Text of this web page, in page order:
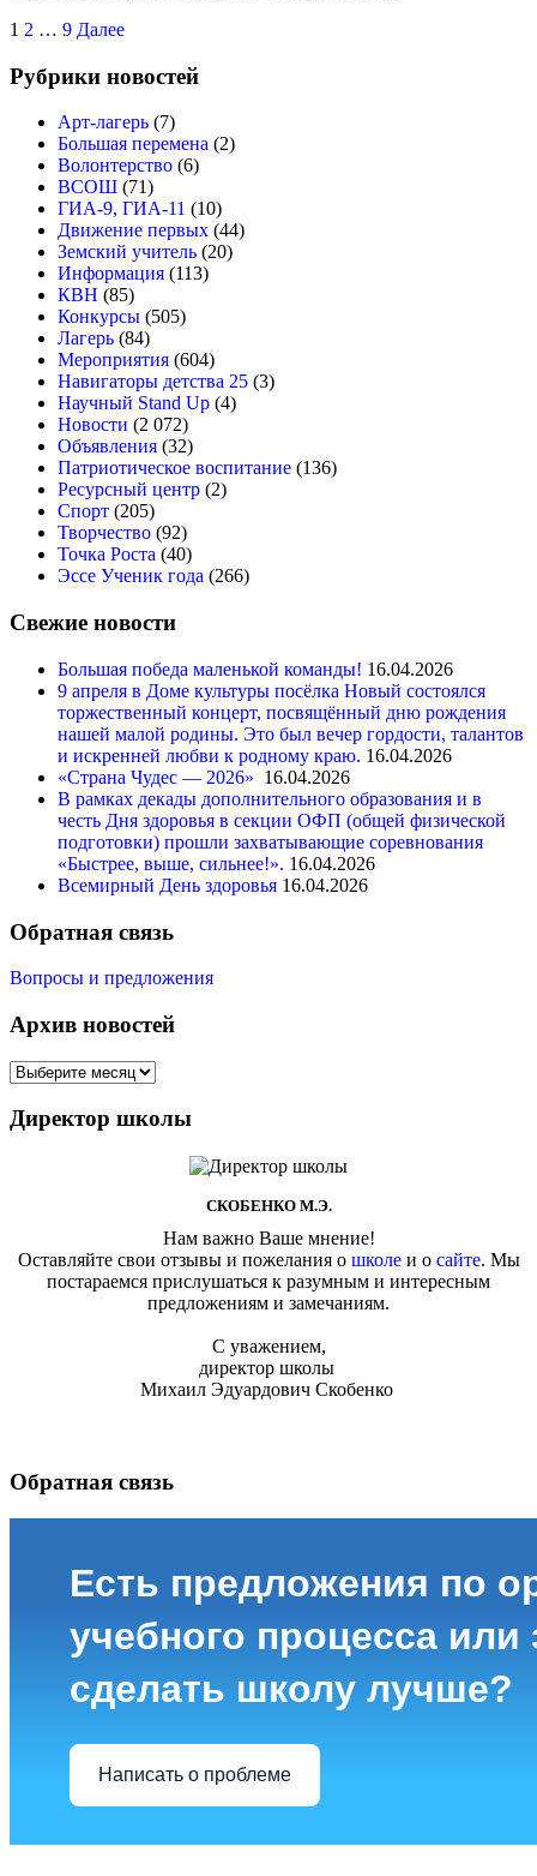
Навигация
по
записям
1 2 … 9 Далее
Рубрики новостей
Арт-лагерь (7)
Большая перемена (2)
Волонтерство (6)
ВСОШ (71)
ГИА-9, ГИА-11 (10)
Движение первых (44)
Земский учитель (20)
Информация (113)
КВН (85)
Конкурсы (505)
Лагерь (84)
Мероприятия (604)
Навигаторы детства 25 (3)
Научный Stand Up (4)
Новости (2 072)
Объявления (32)
Патриотическое воспитание (136)
Ресурсный центр (2)
Спорт (205)
Творчество (92)
Точка Роста (40)
Эссе Ученик года (266)
Свежие новости
Большая победа маленькой команды! 16.04.2026
9 апреля в Доме культуры посёлка Новый состоялся
торжественный концерт, посвящённый дню рождения
нашей малой родины. Это был вечер гордости, талантов
и искренней любви к родному краю. 16.04.2026
«Страна Чудес — 2026» 16.04.2026
В рамках декады дополнительного образования и в
честь Дня здоровья в секции ОФП (общей физической
подготовки) прошли захватывающие соревнования
«Быстрее, выше, сильнее!». 16.04.2026
Всемирный День здоровья 16.04.2026
Обратная связь
Вопросы и предложения
Архив новостей
Архив
Директор школы
СКОБЕНКО М.Э.
Нам важно Ваше мнение!
Оставляйте свои отзывы и пожелания о школеи о сайте. Мы
постараемся прислушаться к разумным и интересным
предложениям и замечаниям.
С уважением,
директор школы
Михаил Эдуардович Скобенко
Обратная связь
Есть предложения по
учебного процесса или
сделать школу лучше?
Написать о проблеме